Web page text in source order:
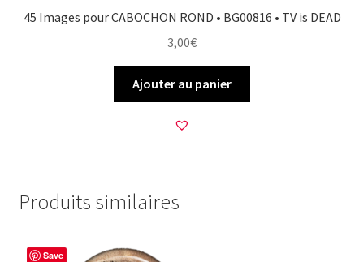
45 Images pour CABOCHON ROND • BG00816 • TV is DEAD
3,00€
Ajouter au panier
Produits similaires
Save